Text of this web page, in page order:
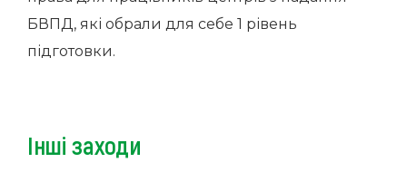
БВПД, які обрали для себе 1 рівень
підготовки.
Інші заходи